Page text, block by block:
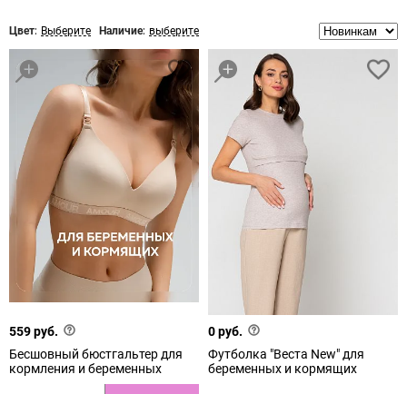
Цвет: Выберите Наличие: выберите
559 руб.
Бесшовный бюстгальтер для
кормления и беременных
0 руб.
Футболка "Веста New" для
беременных и кормящих